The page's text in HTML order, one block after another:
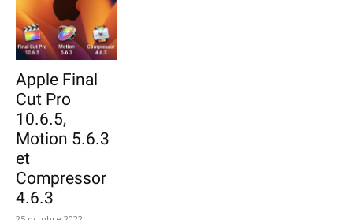
Apple Final
Cut Pro
10.6.5,
Motion 5.6.3
et
Compressor
4.6.3